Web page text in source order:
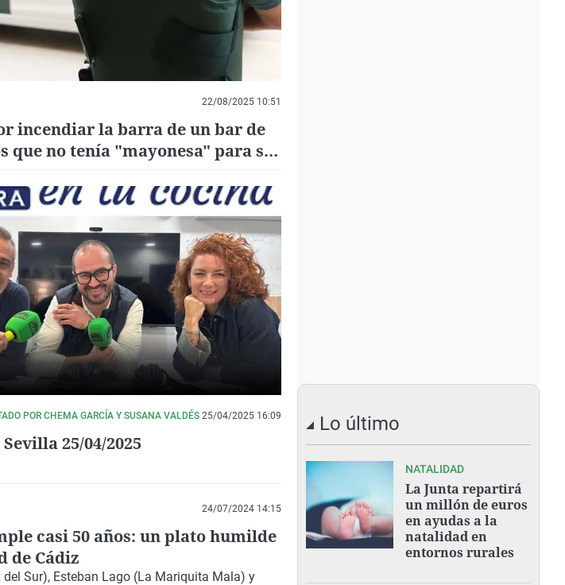
22/08/2025 10:51
incendiar la barra de un bar de
que no tenía "mayonesa" para su
POR CHEMA GARCÍA Y SUSANA VALDÉS 25/04/2025 16:09
25/04/2025
24/07/2024 14:15
casi 50 años: un plato humilde
de Cádiz
Sur), Esteban Lago (La Mariquita Mala) y
Lo último
NATALIDAD
La Junta repartirá
un millón de euros
en ayudas a la
natalidad en
entornos rurales